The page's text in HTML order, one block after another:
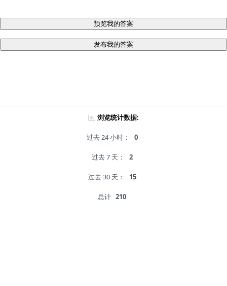
预览我的答案
发布我的答案
浏览统计数据:
过去 24 小时： 0
过去 7 天： 2
过去 30 天： 15
总计 210